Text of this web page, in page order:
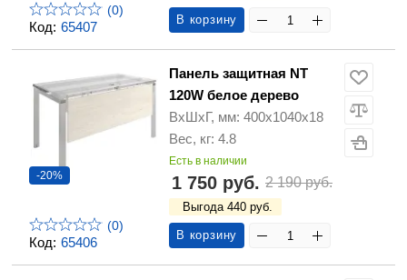
Код: 65407
(0)
В корзину
Код: 65406
-20%
(0)
Панель защитная NT
120W белое дерево
ВхШхГ, мм: 400х1040х18
Вес, кг: 4.8
Есть в наличии
1 750 руб. 2 190 руб.
Выгода 440 руб.
В корзину